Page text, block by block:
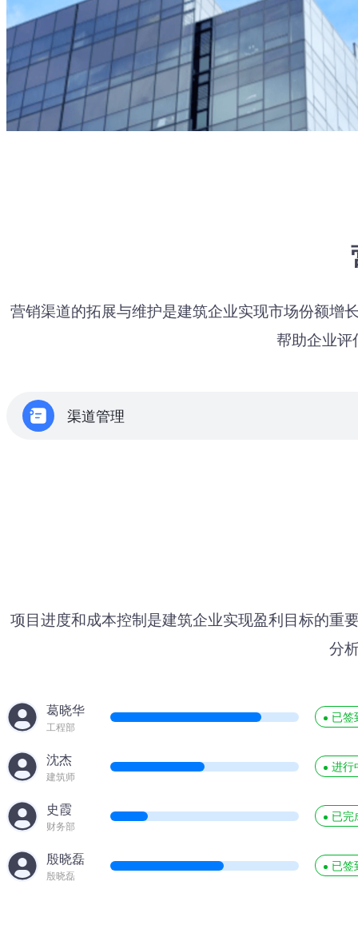
营销渠道的拓展与维护是建筑企业实现市场份额增
帮助企业评
渠道管理
项目进度和成本控制是建筑企业实现盈利目标的重
分
葛晓华
工程部
已签
沈杰
建筑师
进行
史霞
财务部
已完
殷晓磊
殷晓磊
已签